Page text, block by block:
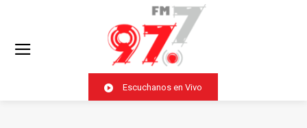
Escuchanos en Vivo